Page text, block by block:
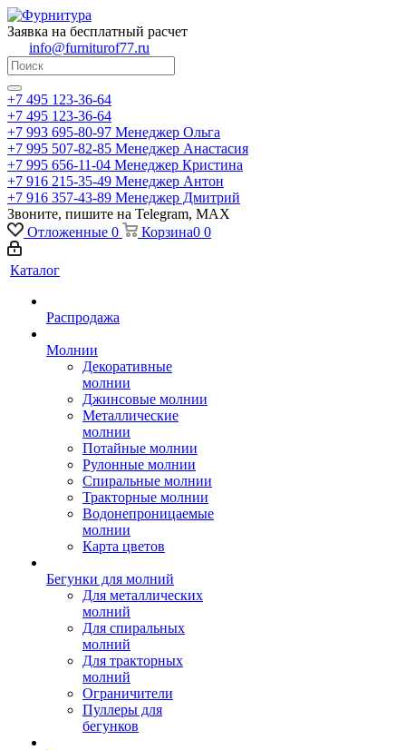
Заявка на бесплатный расчет
info@furniturof77.ru
+7 495 123-36-64
+7 495 123-36-64
+7 993 695-80-97 Менеджер Ольга
+7 995 507-82-85 Менеджер Анастасия
+7 995 656-11-04 Менеджер Кристина
+7 916 215-35-49 Менеджер Антон
+7 916 357-43-89 Менеджер Дмитрий
Звоните, пишите на Telegram, MAX
Отложенные 0 Корзина0 0
Каталог
Распродажа
Молнии
Декоративные
молнии
Джинсовые молнии
Металлические
молнии
Потайные молнии
Рулонные молнии
Спиральные молнии
Тракторные молнии
Водонепроницаемые
молнии
Карта цветов
Бегунки для молний
Для металлических
молний
Для спиральных
молний
Для тракторных
молний
Ограничители
Пуллеры для
бегунков